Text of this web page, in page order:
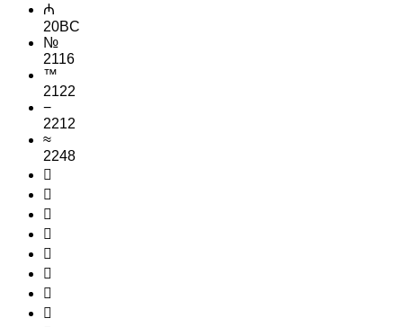
₼
20BC
№
2116
™
2122
−
2212
≈
2248







